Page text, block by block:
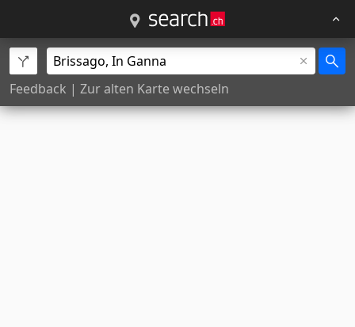
Feedback | Zur alten Karte wechseln